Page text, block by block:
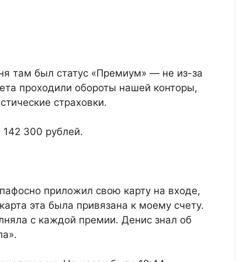
там был статус «Премиум» — не из-за
проходили обороты нашей конторы,
страховки.
300 рублей.
приложил свою карту на входе,
эта была привязана к моему счету.
с каждой премии. Денис знал об